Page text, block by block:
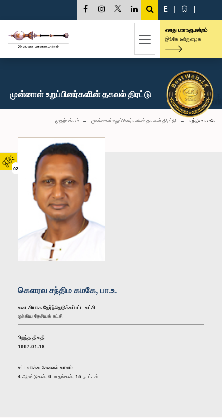
02
E | සි |
எனது பாராளுமன்றம்
இங்கே உள்நுழைக
முன்னாள் உறுப்பினர்களின் தகவல் திரட்டு
முதற்பக்கம் முன்னாள் உறுப்பினர்களின் தகவல் திரட்டு சந்திம கமகே
கௌரவ சந்திம கமகே, பா.உ.
கடைசியாக தேர்ந்தெடுக்கப்பட்ட கட்சி
ஐக்கிய தேசியக் கட்சி
பிறந்த திகதி
1967-01-18
சட்டவாக்க சேவைக் காலம்
4 ஆண்டுகள், 6 மாதங்கள், 15 நாட்கள்